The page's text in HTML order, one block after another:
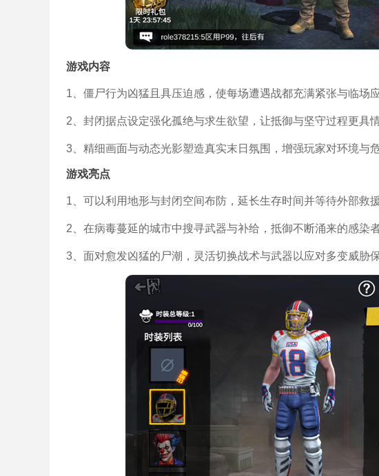
游戏内容
1、僵尸行为凶猛且具压迫感，使每场遭遇战都充满紧张与临场应
2、封闭据点设定强化孤绝与求生欲望，让抵御与坚守过程更具
3、精细画面与动态光影塑造真实末日氛围，增强玩家对环境与
游戏亮点
1、可以利用地形与封闭空间布防，延长生存时间并等待外部救援
2、在病毒蔓延的城市中搜寻武器与补给，抵御不断涌来的感染者
3、面对愈发凶猛的尸潮，灵活切换战术与武器以应对多变威胁保